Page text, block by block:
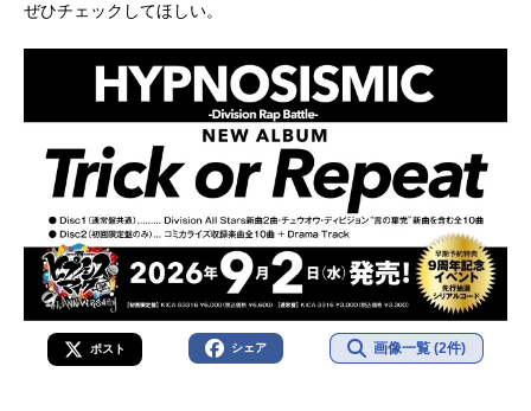
ぜひチェックしてほしい。
ポスト シェア 画像一覧 (2件)